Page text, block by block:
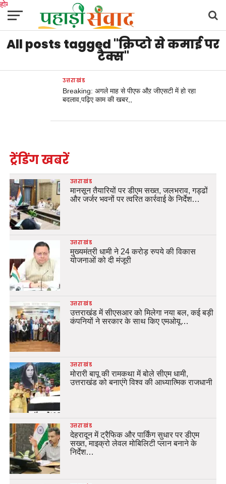
होम
उत्तराखंडअल्मोड़ाउत्तरकाशीउधम सिंह नगरचंपावतचमोलीटिहरी गढ़वाल
देहरादून नैनीताल पिथौरागढ़ पौड़ी गढ़वाल बागेश्वररुद्रप्रयाग हरिद्वारदेशदुनिया
मनोरंजन
All posts tagged "क्रिप्टो से कमाई पर
टैक्स"
उत्तराखंड
Breaking: अगले माह से पीएफ औऱ जीएसटी में हो रहा
बदलाव,पढ़िए काम की खबर,,
ट्रेंडिंग खबरें
उत्तराखंड
मानसून तैयारियों पर डीएम सख्त, जलभराव, गड्ढों
और जर्जर भवनों पर त्वरित कार्रवाई के निर्देश…
उत्तराखंड
मुख्यमंत्री धामी ने 24 करोड़ रुपये की विकास
योजनाओं को दी मंजूरी
उत्तराखंड
उत्तराखंड में सीएसआर को मिलेगा नया बल, कई बड़ी
कंपनियों ने सरकार के साथ किए एमओयू…
उत्तराखंड
मोरारी बापू की रामकथा में बोले सीएम धामी,
उत्तराखंड को बनाएंगे विश्व की आध्यात्मिक राजधानी
उत्तराखंड
देहरादून में ट्रैफिक और पार्किंग सुधार पर डीएम
सख्त, माइक्रो लेवल मोबिलिटी प्लान बनाने के
निर्देश…